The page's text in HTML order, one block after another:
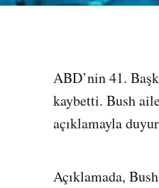
ABD’nin 41.
kaybetti. Bush
açıklamayla
Açıklamada,